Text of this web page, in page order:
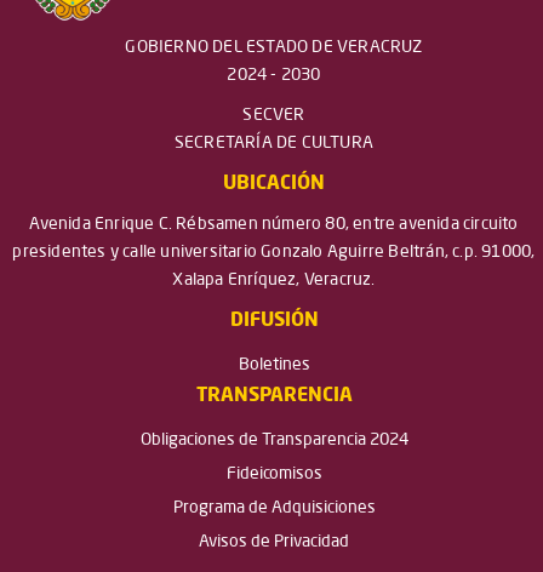
GOBIERNO DEL ESTADO DE VERACRUZ
2024 - 2030
SECVER
SECRETARÍA DE CULTURA
UBICACIÓN
Avenida Enrique C. Rébsamen número 80, entre avenida circuito
presidentes y calle universitario Gonzalo Aguirre Beltrán, c.p. 91000,
Xalapa Enríquez, Veracruz.
DIFUSIÓN
Boletines
TRANSPARENCIA
Obligaciones de Transparencia 2024
Fideicomisos
Programa de Adquisiciones
Avisos de Privacidad